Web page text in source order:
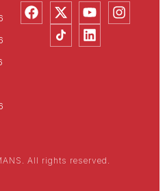
All rights reserved.